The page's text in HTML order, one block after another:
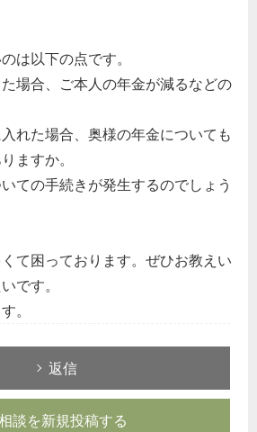
は以下の点です。
場合、ご本人の年金が減るなどの
れた場合、奥様の年金についても
ますか。
ての手続きが発生するのでしょう
て困っております。ぜひお教えい
です。
。
返信
談を新規投稿する